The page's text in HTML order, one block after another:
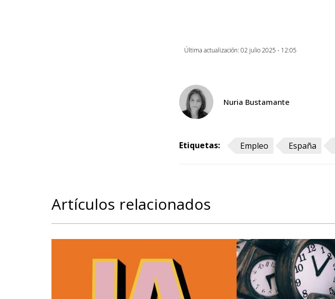
Última actualización: 02 julio 2025 - 12:05
Nuria Bustamante
Etiquetas: Empleo España
Artículos relacionados